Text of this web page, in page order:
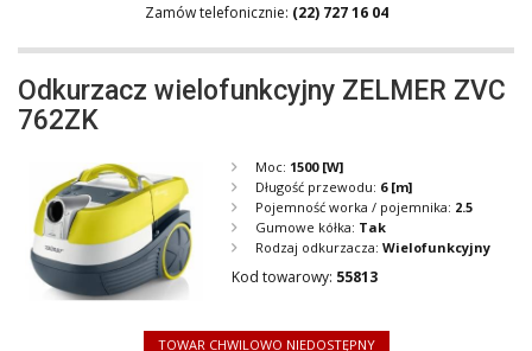
Zamów telefonicznie: (22) 727 16 04
Odkurzacz wielofunkcyjny ZELMER ZVC
762ZK
Moc: 1500 [W]
Długość przewodu: 6 [m]
Pojemność worka / pojemnika: 2.5
Gumowe kółka: Tak
Rodzaj odkurzacza: Wielofunkcyjny
Kod towarowy: 55813
TOWAR CHWILOWO NIEDOSTĘPNY